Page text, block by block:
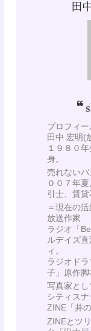
田
プロフィー
田中 宏明(
１９８０
身。
売れないバ
００７年
引士、賃貸
＝現在の活
放送作家
ラジオ「
ルデイズ
ィ。
ラジオド
子」原作脚
写真家とし
シティス
ZINE「井
ZINEとツ